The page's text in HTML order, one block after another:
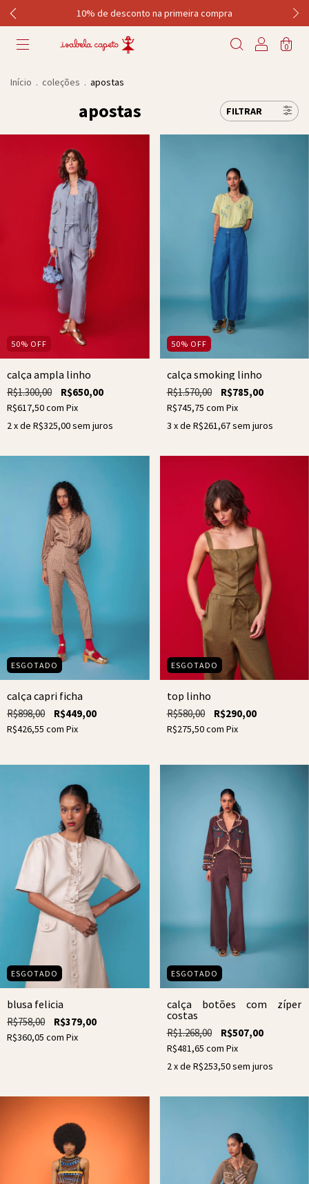
10% de desconto na primeira compra
0
Início . coleções . apostas
apostas FILTRAR
50% OFF
calça ampla linho
R$1.300,00 R$650,00
R$617,50com Pix
2x de R$325,00sem juros
50% OFF
calça smoking linho
R$1.570,00 R$785,00
R$745,75 com Pix
3 x de R$261,67sem juros
ESGOTADO
calça capri ficha
R$898,00 R$449,00
R$426,55 com Pix
ESGOTADO
top linho
R$580,00 R$290,00
R$275,50com Pix
ESGOTADO
blusa felicia
R$758,00 R$379,00
R$360,05 com Pix
ESGOTADO
calça botões com zíper
costas
R$1.268,00 R$507,00
R$481,65 com Pix
2x de R$253,50sem juros